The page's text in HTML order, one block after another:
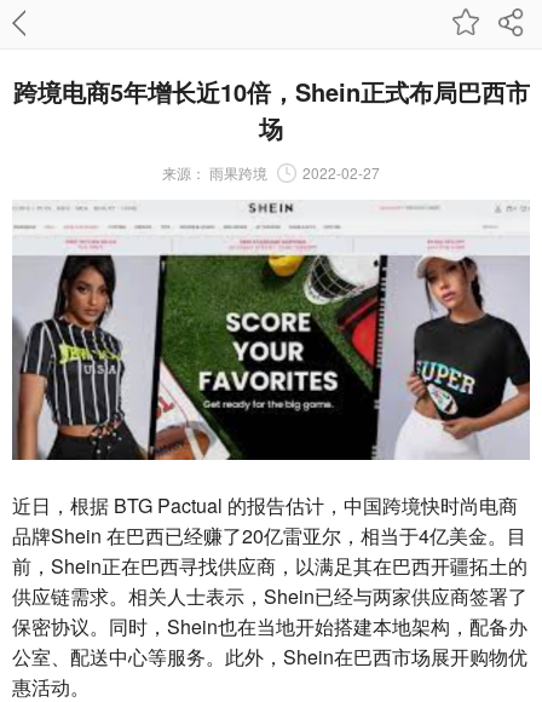
跨境电商5年增长近10倍，Shein正式布局巴西市
场
来源： 雨果跨境 2022-02-27
近日，根据 BTG Pactual 的报告估计，中国跨境快时尚电商
品牌Shein 在巴西已经赚了20亿雷亚尔，相当于4亿美金。目
前，Shein正在巴西寻找供应商，以满足其在巴西开疆拓土的
供应链需求。相关人士表示，Shein已经与两家供应商签署了
保密协议。同时，Shein也在当地开始搭建本地架构，配备办
公室、配送中心等服务。此外，Shein在巴西市场展开购物优
惠活动。